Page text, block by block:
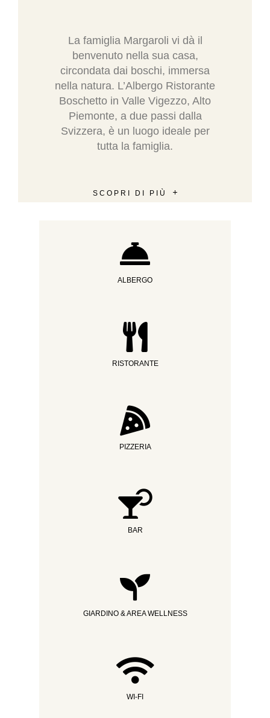
La famiglia Margaroli vi dà il
benvenuto nella sua casa,
circondata dai boschi, immersa
nella natura. L’Albergo Ristorante
Boschetto in Valle Vigezzo, Alto
Piemonte, a due passi dalla
Svizzera, è un luogo ideale per
tutta la famiglia.
SCOPRI DI PIÙ
ALBERGO
RISTORANTE
PIZZERIA
BAR
GIARDINO & AREA WELLNESS
WI-FI